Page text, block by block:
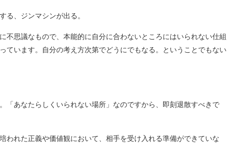
る、ジンマシンが出る。
不思議なもので、本能的に自分に合わないところにはいられない仕組
ています。自分の考え方次第でどうにでもなる。ということでもない
「あなたらしくいられない場所」なのですから、即刻退散すべきで
われた正義や価値観において、相手を受け入れる準備ができていな